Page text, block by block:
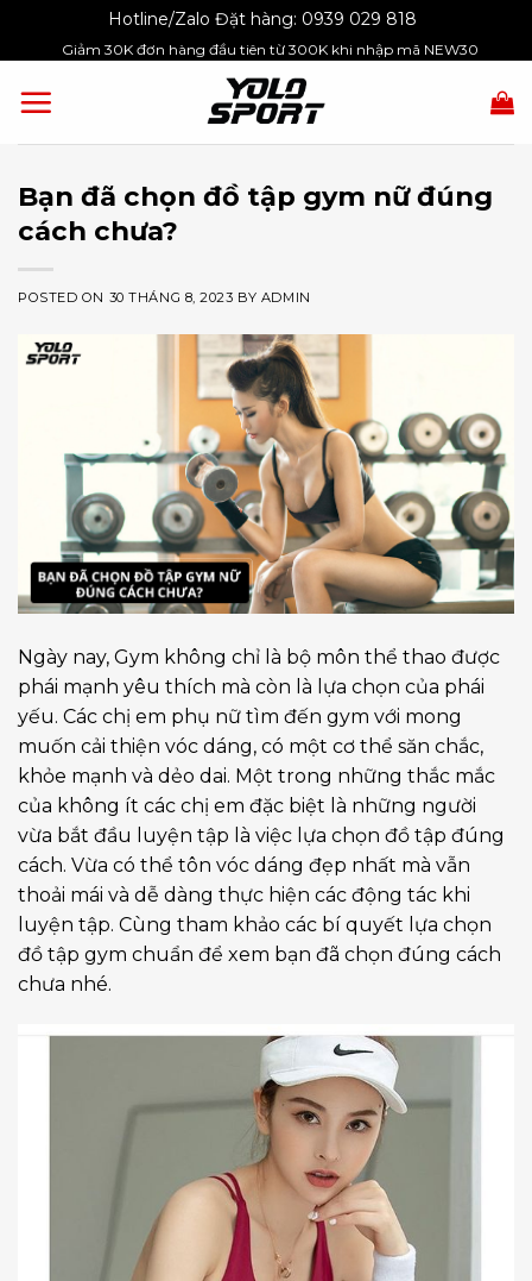
Hotline/Zalo Đặt hàng: 0939 029 818
Giảm 30K đơn hàng đầu tiên từ 300K khi nhập mã NEW30
Bạn đã chọn đồ tập gym nữ đúng
cách chưa?
POSTED ON 30 THÁNG 8, 2023 BY ADMIN
Ngày nay, Gym không chỉ là bộ môn thể thao được
phái mạnh yêu thích mà còn là lựa chọn của phái
yếu. Các chị em phụ nữ tìm đến gym với mong
muốn cải thiện vóc dáng, có một cơ thể săn chắc,
khỏe mạnh và dẻo dai. Một trong những thắc mắc
của không ít các chị em đặc biệt là những người
vừa bắt đầu luyện tập là việc lựa chọn đồ tập đúng
cách. Vừa có thể tôn vóc dáng đẹp nhất mà vẫn
thoải mái và dễ dàng thực hiện các động tác khi
luyện tập. Cùng tham khảo các bí quyết lựa chọn
đồ tập gym chuẩn để xem bạn đã chọn đúng cách
chưa nhé.